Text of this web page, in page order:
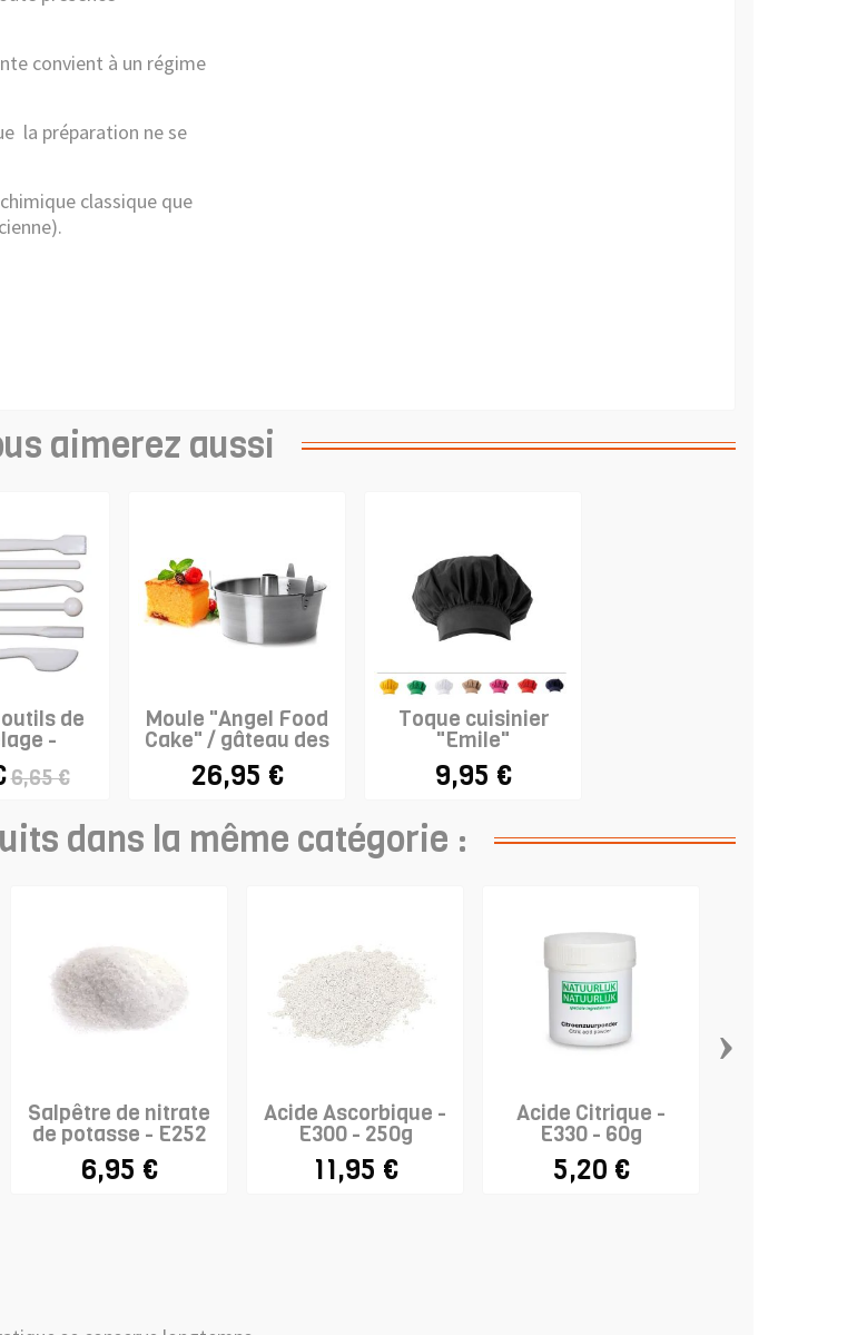
convient à un régime
la préparation ne se
classique que
aimerez aussi
de
-
6,65 €
Moule "Angel Food
Cake" / gâteau des
anges
26,95 €
Toque cuisinier
"Emile"
9,95 €
dans la même catégorie :
Salpêtre de nitrate
de potasse - E252
6,95 €
Acide Ascorbique -
E300 - 250g
11,95 €
Acide Citrique -
E330 - 60g
5,20 €
›